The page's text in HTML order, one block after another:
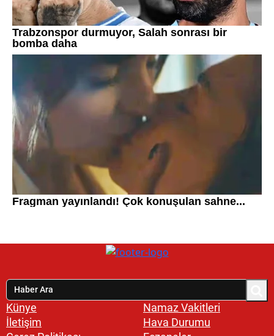
Künye
İletişim
Namaz Vakitleri
Hava Durumu